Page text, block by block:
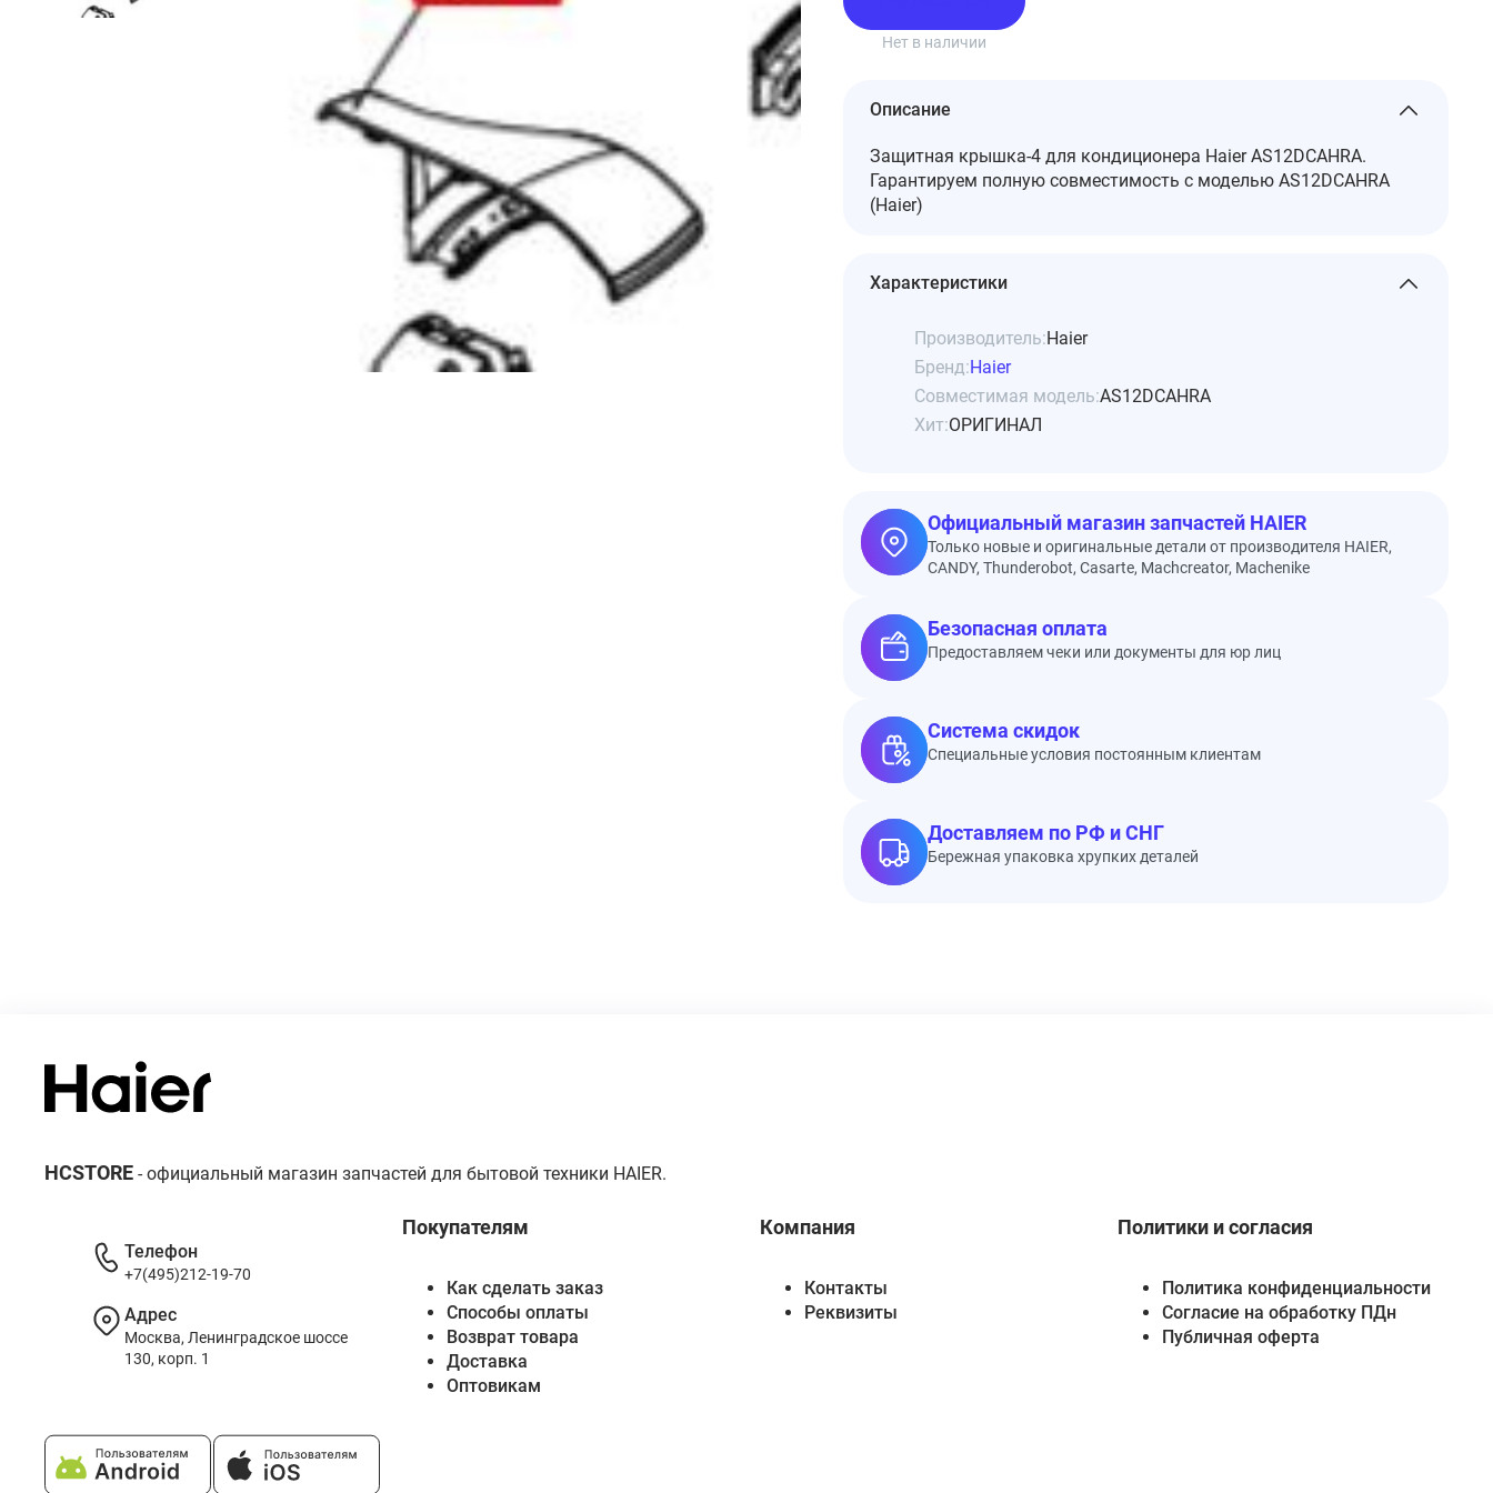
Нет в наличии
Описание
Защитная крышка-4 для кондиционера Haier AS12DCAHRA.
Гарантируем полную совместимость с моделью AS12DCAHRA
(Haier)
Характеристики
Производитель:Haier
Бренд:Haier
Совместимая модель:AS12DCAHRA
Хит:ОРИГИНАЛ
Официальный магазин запчастей HAIER
Только новые и оригинальные детали от производителя HAIER,
CANDY, Thunderobot, Casarte, Machcreator, Machenike
Безопасная оплата
Предоставляем чеки или документы для юр лиц
Система скидок
Специальные условия постоянным клиентам
Доставляем по РФ и СНГ
Бережная упаковка хрупких деталей
HCSTORE - официальный магазин запчастей для бытовой техники HAIER.
Покупателям
Как сделать заказ
Способы оплаты
Возврат товара
Доставка
Оптовикам
Компания
Контакты
Реквизиты
Политики и согласия
Политика конфиденциальности
Согласие на обработку ПДн
Публичная оферта
Телефон
+7(495)212-19-70
Адрес
Москва, Ленинградское шоссе
130, корп. 1